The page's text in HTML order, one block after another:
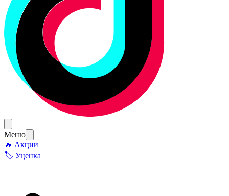
Меню
🔥 Акции
🏷 Уценка